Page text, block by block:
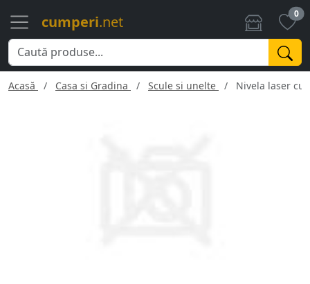
cumperi.net 0
Acasă Casa si Gradina Scule si unelte Nivela laser cu